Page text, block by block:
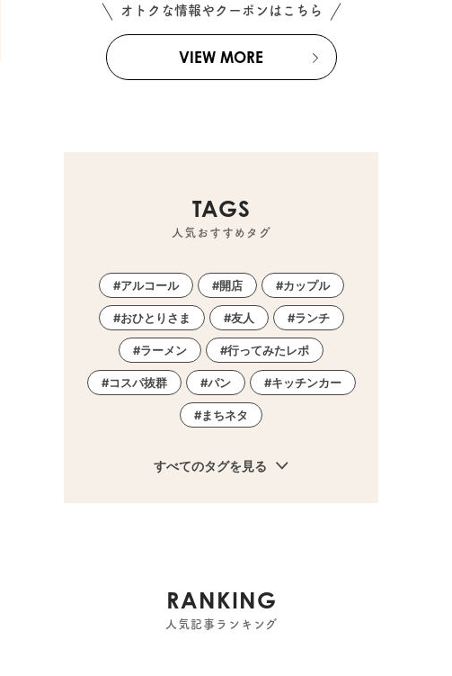
オトクな情報やクーポンはこちら
VIEW MORE
TAGS
人気おすすめタグ
アルコール 開店 カップル
おひとりさま 友人 ランチ
ラーメン 行ってみたレポ
コスパ抜群 パン キッチンカー
まちネタ
すべてのタグを見る
RANKING
人気記事ランキング